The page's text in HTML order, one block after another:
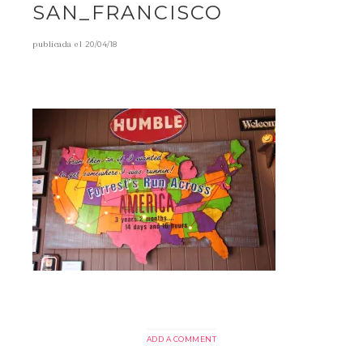
SAN_FRANCISCO
publicada el 20/04/18
ADD A COMMENT